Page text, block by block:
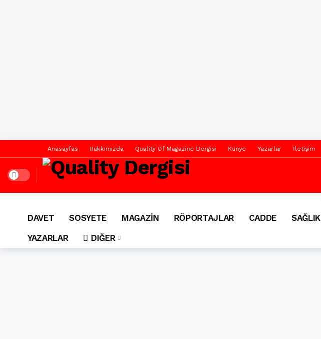
Anasayfas Hakkımızda Quality Of Magazine Dergisi Künye Yazarlar İletişim
Dark mode
DAVET SOSYETE MAGAZİN RÖPORTAJLAR CADDE SAĞLIK
YAZARLAR
DIĞER